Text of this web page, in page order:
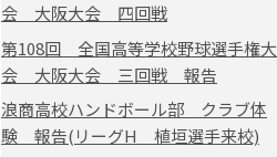
会 大阪大会 四回戦
第108回 全国高等学校野球選手権大
会 大阪大会 三回戦 報告
浪商高校ハンドボール部 クラブ体
験 報告(リーグH 植垣選手来校)